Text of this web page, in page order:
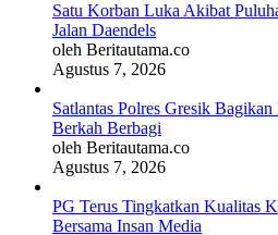
Satu Korban Luka Akibat
Jalan Daendels
oleh Beritautama.co
Agustus 7, 2026
Satlantas Polres Gresik
Berkah Berbagi
oleh Beritautama.co
Agustus 7, 2026
PG Terus Tingkatkan Kualitas
Bersama Insan Media